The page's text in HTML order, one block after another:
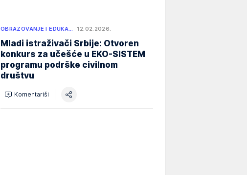
OBRAZOVANJE I EDUKA… 12.02.2026.
Mladi istraživači Srbije: Otvoren
konkurs za učešće u EKO-SISTEM
programu podrške civilnom
društvu
Komentariši